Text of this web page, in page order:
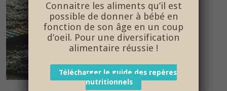
Connaitre les aliments qu’il est
possible de donner à bébé en
fonction de son âge en un coup
d’oeil. Pour une diversification
alimentaire réussie !
Télécharger le guide des repères
nutritionnels